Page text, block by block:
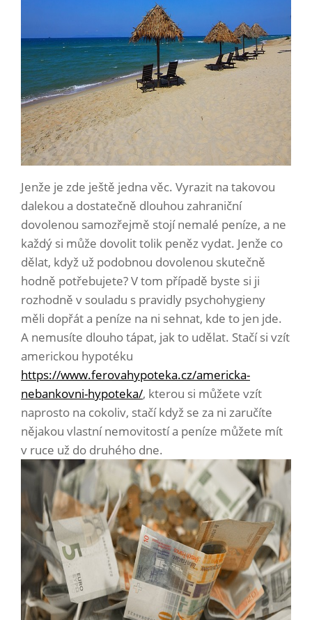
Jenže je zde ještě jedna věc. Vyrazit na takovou
dalekou a dostatečně dlouhou zahraniční
dovolenou samozřejmě stojí nemalé peníze, a ne
každý si může dovolit tolik peněz vydat. Jenže co
dělat, když už podobnou dovolenou skutečně
hodně potřebujete? V tom případě byste si ji
rozhodně v souladu s pravidly psychohygieny
měli dopřát a peníze na ni sehnat, kde to jen jde.
A nemusíte dlouho tápat, jak to udělat. Stačí si vzít
americkou hypotéku
https://www.ferovahypoteka.cz/americka-
nebankovni-hypoteka/, kterou si můžete vzít
naprosto na cokoliv, stačí když se za ni zaručíte
nějakou vlastní nemovitostí a peníze můžete mít
v ruce už do druhého dne.